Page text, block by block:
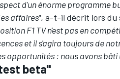
d'un énorme programme
affaires", a-t-il décrit lors du
F1 TV n'est pas en
et il s'agira toujours de
opportunités : nous avons bâti
beta"